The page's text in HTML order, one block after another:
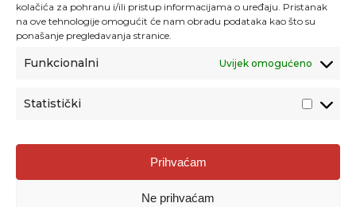
kolačića za pohranu i/ili pristup informacijama o uređaju. Pristanak
na ove tehnologije omogućit će nam obradu podataka kao što su
ponašanje pregledavanja stranice.
Funkcionalni Uvijek omogućeno
Statistički
Prihvaćam
Ne prihvaćam
Agencija za odgoj i obrazovanje
Donje Svetice 38, 10000 Zagreb
1778129